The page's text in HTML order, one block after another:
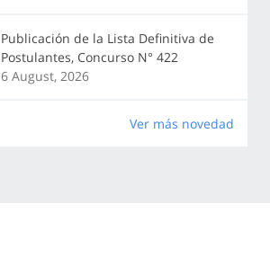
Publicación de la Lista Definitiva de
Postulantes, Concurso N° 422
6 August, 2026
Ver más novedad